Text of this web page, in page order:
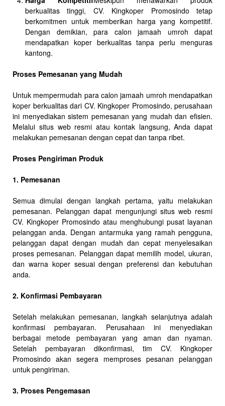
berkualitas tinggi, CV. Kingkoper Promosindo tetap
berkomitmen untuk memberikan harga yang kompetitif.
Dengan demikian, para calon jamaah umroh dapat
mendapatkan koper berkualitas tanpa perlu menguras
kantong.
Proses Pemesanan yang Mudah
Untuk mempermudah para calon jamaah umroh mendapatkan
koper berkualitas dari CV. Kingkoper Promosindo, perusahaan
ini menyediakan sistem pemesanan yang mudah dan efisien.
Melalui situs web resmi atau kontak langsung, Anda dapat
melakukan pemesanan dengan cepat dan tanpa ribet.
Proses Pengiriman Produk
1. Pemesanan
Semua dimulai dengan langkah pertama, yaitu melakukan
pemesanan. Pelanggan dapat mengunjungi situs web resmi
CV. Kingkoper Promosindo atau menghubungi pusat layanan
pelanggan anda. Dengan antarmuka yang ramah pengguna,
pelanggan dapat dengan mudah dan cepat menyelesaikan
proses pemesanan. Pelanggan dapat memilih model, ukuran,
dan warna koper sesuai dengan preferensi dan kebutuhan
anda.
2. Konfirmasi Pembayaran
Setelah melakukan pemesanan, langkah selanjutnya adalah
konfirmasi pembayaran. Perusahaan ini menyediakan
berbagai metode pembayaran yang aman dan nyaman.
Setelah pembayaran dikonfirmasi, tim CV. Kingkoper
Promosindo akan segera memproses pesanan pelanggan
untuk pengiriman.
3. Proses Pengemasan